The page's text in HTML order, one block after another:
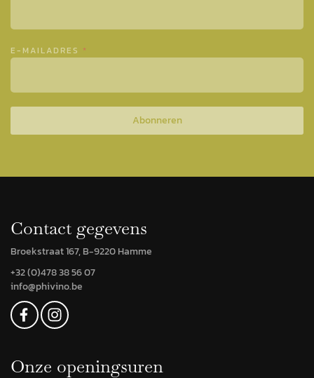
E-MAILADRES *
Abonneren
Contact gegevens
Broekstraat 167, B-9220 Hamme
+32 (0)478 38 56 07
info@phivino.be
Onze openingsuren